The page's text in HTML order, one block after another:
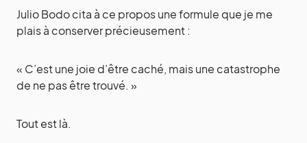
Julio Bodo cita à ce propos une formule que je me
plais à conserver précieusement :
« C’est une joie d’être caché, mais une catastrophe
de ne pas être trouvé. »
Tout est là.